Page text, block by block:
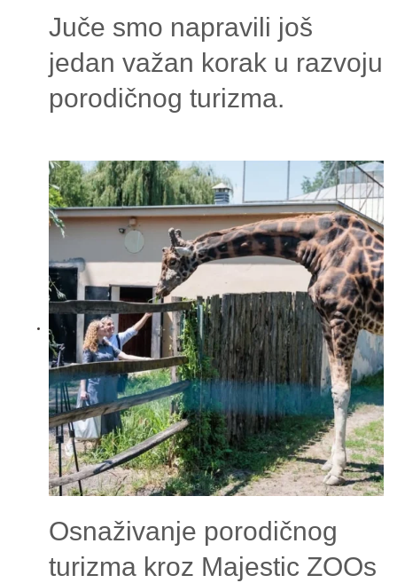
Juče smo napravili još
jedan važan korak u razvoju
porodičnog turizma.
Osnaživanje porodičnog
turizma kroz Majestic ZOOs